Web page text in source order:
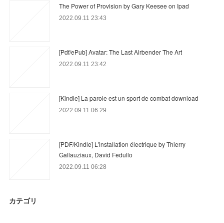
The Power of Provision by Gary Keesee on Ipad
2022.09.11 23:43
[Pdf/ePub] Avatar: The Last Airbender The Art
2022.09.11 23:42
[Kindle] La parole est un sport de combat download
2022.09.11 06:29
[PDF/Kindle] L'installation électrique by Thierry
Gallauziaux, David Fedullo
2022.09.11 06:28
カテゴリ